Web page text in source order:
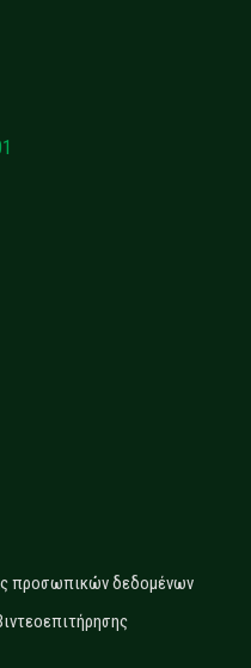
προσωπικών δεδομένων